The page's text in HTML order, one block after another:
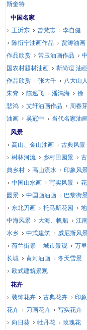
斯奎特
中国名家
王沂东
曾梵志
李自健
陈衍宁油画作品
贾涛油画
作品欣赏
常玉油画作品
中
国农村题材油画
靳尚谊 油
作品欣赏
张大千
八大山人
朱耷
陈逸飞 潘鸿海
徐
悲鸿
艾轩油画作品
周春
油画
吴冠中
当代名家油
风景
高山、金山油画
古典风景
树林河流
乡村田园景
古
典乡村
高山流水
印象风
中国山水画
写实风景
花
园景
中国画油画
巴黎街
东北刀画
托马斯花园
地
中海风景
大海、帆船
江
水乡
中式建筑
威尼斯风
荷兰街景
城市景观
万里
长城
黄河油画
冬天雪景
欧式建筑景观
花卉
装饰花卉
古典花卉
印象
花卉
刀画花卉
写实花卉
向日葵
牡丹花
玫瑰花